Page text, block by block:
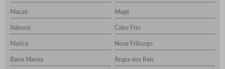
Macaé Magé
Itaboraí Cabo Frio
Maricá Nova Friburgo
Barra Mansa Angra dos Reis